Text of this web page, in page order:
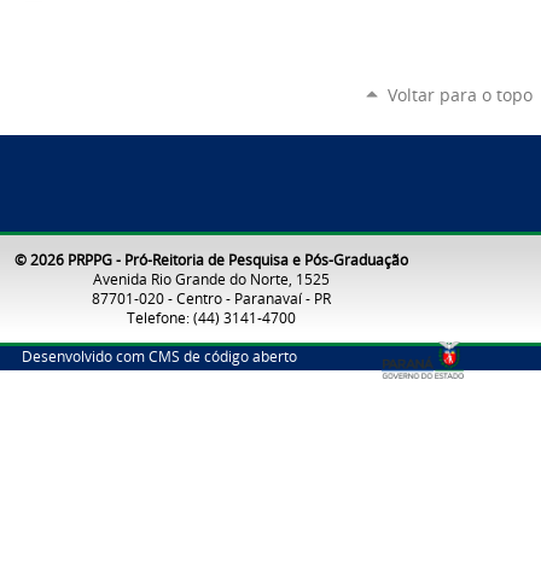
Voltar para o topo
© 2026 PRPPG - Pró-Reitoria de Pesquisa e Pós-Graduação
Avenida Rio Grande do Norte, 1525
87701-020 - Centro - Paranavaí - PR
Telefone: (44) 3141-4700
Desenvolvido com CMS de código aberto